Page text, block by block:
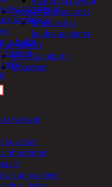
Työasut ja suojaimet
Suojalasit ja
kuulosuojaimet
Keksit ja piparit
Mausteet
ja tarvikkeet
ja holkit
holkit
tarvikkeet
ja -astiat
ohentimet
ja suoja-aineet